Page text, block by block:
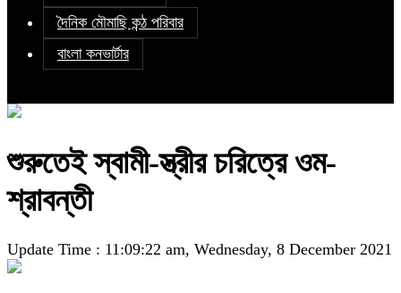
দৈনিক মৌমাছি কন্ঠ পরিবার
বাংলা কনভার্টার
শুরুতেই স্বামী-স্ত্রীর চরিত্রে ওম-
শ্রাবন্তী
Update Time : 11:09:22 am, Wednesday, 8 December 2021